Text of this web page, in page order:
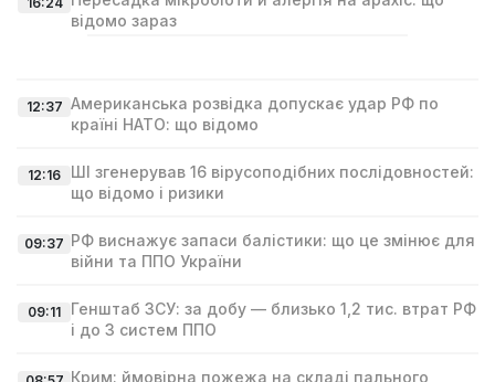
відомо зараз
12:37 Американська розвідка допускає удар РФ по
країні НАТО: що відомо
12:16
ШІ згенерував 16 вірусоподібних послідовностей:
що відомо і ризики
09:37 РФ виснажує запаси балістики: що це змінює для
війни та ППО України
09:11
Генштаб ЗСУ: за добу — близько 1,2 тис. втрат РФ
і до 3 систем ППО
Крим: ймовірна пожежа на складі пального